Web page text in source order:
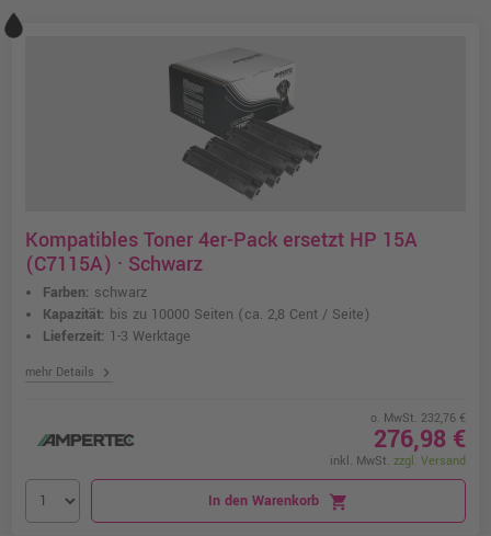
Kompatibles Toner 4er-Pack ersetzt HP 15A
(C7115A) · Schwarz
Farben: schwarz
Kapazität: bis zu 10000 Seiten (ca. 2,8 Cent / Seite)
Lieferzeit: 1-3 Werktage
mehr Details chevron_right
o. MwSt. 232,76 €
276,98 €
inkl. MwSt. zzgl. Versand
In den Warenkorb shopping_cart